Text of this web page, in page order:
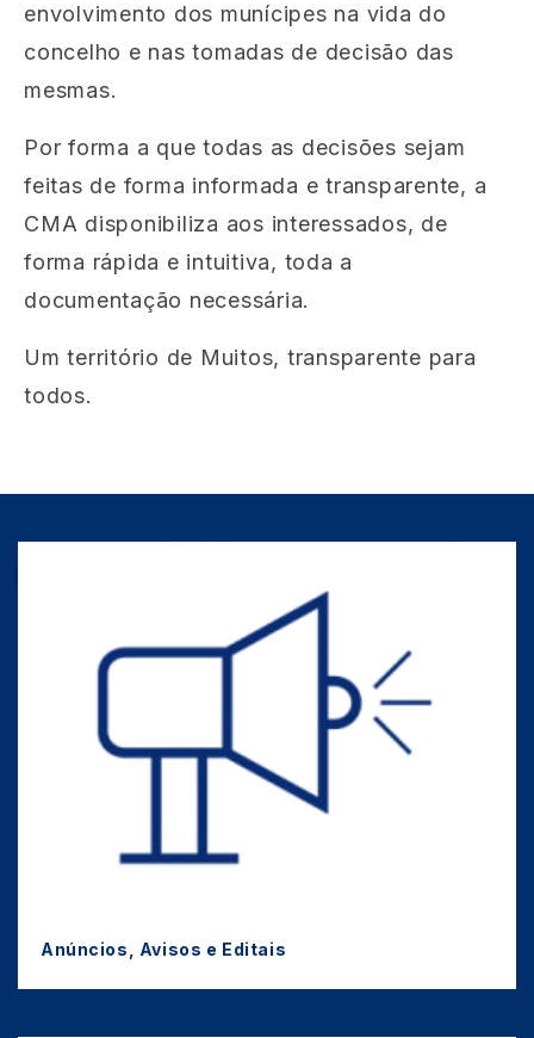
envolvimento dos munícipes na vida do
concelho e nas tomadas de decisão das
mesmas.
Por forma a que todas as decisões sejam
feitas de forma informada e transparente, a
CMA disponibiliza aos interessados, de
forma rápida e intuitiva, toda a
documentação necessária.
Um território de Muitos, transparente para
todos.
Anúncios, Avisos e Editais